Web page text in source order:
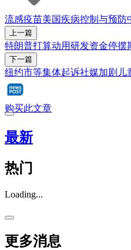
流感疫苗美国疾病控制与预防
上一篇
特朗普打算动用研发资金停摆
下一篇
纽约市等集体起诉社媒加剧儿
购买此文章
最新
热门
Loading...
更多消息